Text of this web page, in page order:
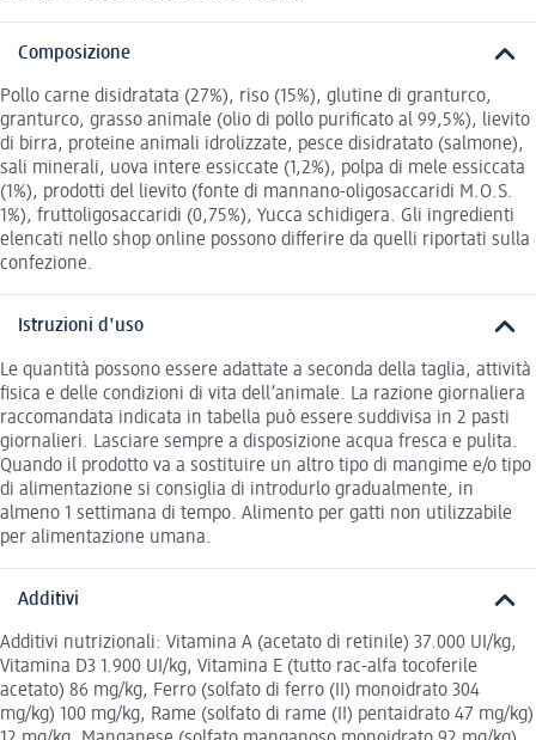
Composizione
Pollo carne disidratata (27%), riso (15%), glutine di granturco,
granturco, grasso animale (olio di pollo purificato al 99,5%), lievito
di birra, proteine animali idrolizzate, pesce disidratato (salmone),
sali minerali, uova intere essiccate (1,2%), polpa di mele essiccata
(1%), prodotti del lievito (fonte di mannano-oligosaccaridi M.O.S.
1%), fruttoligosaccaridi (0,75%), Yucca schidigera. Gli ingredienti
elencati nello shop online possono differire da quelli riportati sulla
confezione.
Istruzioni d'uso
Le quantità possono essere adattate a seconda della taglia, attività
fisica e delle condizioni di vita dell’animale. La razione giornaliera
raccomandata indicata in tabella può essere suddivisa in 2 pasti
giornalieri. Lasciare sempre a disposizione acqua fresca e pulita.
Quando il prodotto va a sostituire un altro tipo di mangime e/o tipo
di alimentazione si consiglia di introdurlo gradualmente, in
almeno 1 settimana di tempo. Alimento per gatti non utilizzabile
per alimentazione umana.
Additivi
Additivi nutrizionali: Vitamina A (acetato di retinile) 37.000 UI/kg,
Vitamina D3 1.900 UI/kg, Vitamina E (tutto rac-alfa tocoferile
acetato) 86 mg/kg, Ferro (solfato di ferro (II) monoidrato 304
mg/kg) 100 mg/kg, Rame (solfato di rame (II) pentaidrato 47 mg/kg)